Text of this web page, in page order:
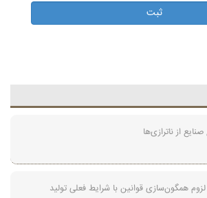
همگون‌سازی قوانین با شرایط فعلی تولید